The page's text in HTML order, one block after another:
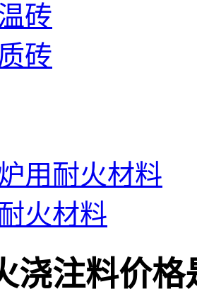
砖
砖
用耐火材料
火材料
浇注料价